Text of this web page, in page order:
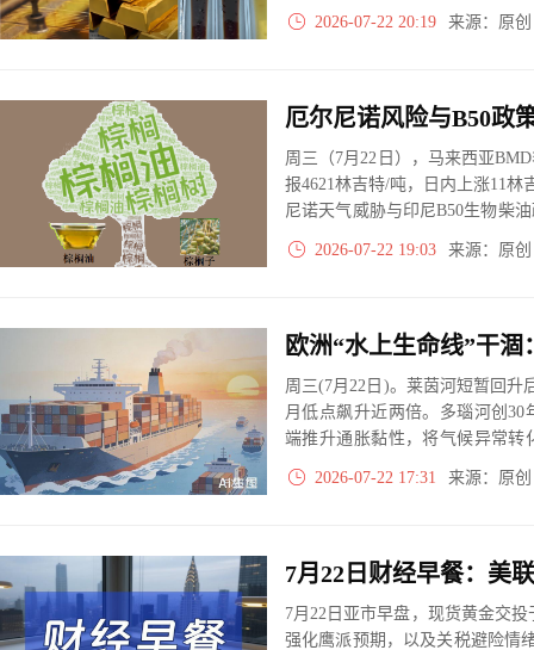
号暧昧不明，汇率市场暗藏陷阱
2026-07-22 20:19 来源：原
周三（7月22日），马来西亚
报4621林吉特/吨，日内上涨11林
尼诺天气威胁与印尼B50生物柴
价格稳于近一阶段高位。
2026-07-22 19:03 来源：原
周三(7月22日)。莱茵河短暂回升
月低点飙升近两倍。多瑙河创
端推升通胀黏性，将气候异常转
材，且存在与霍尔木兹、苏伊士
2026-07-22 17:31 来源：原
7月22日亚市早盘，现货黄金交
强化鹰派预期，以及关税避险情